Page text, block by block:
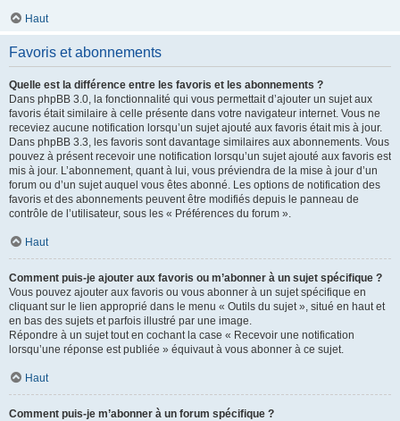
Haut
Favoris et abonnements
Quelle est la différence entre les favoris et les abonnements ?
Dans phpBB 3.0, la fonctionnalité qui vous permettait d’ajouter un sujet aux
favoris était similaire à celle présente dans votre navigateur internet. Vous ne
receviez aucune notification lorsqu’un sujet ajouté aux favoris était mis à jour.
Dans phpBB 3.3, les favoris sont davantage similaires aux abonnements. Vous
pouvez à présent recevoir une notification lorsqu’un sujet ajouté aux favoris est
mis à jour. L’abonnement, quant à lui, vous préviendra de la mise à jour d’un
forum ou d’un sujet auquel vous êtes abonné. Les options de notification des
favoris et des abonnements peuvent être modifiés depuis le panneau de
contrôle de l’utilisateur, sous les « Préférences du forum ».
Haut
Comment puis-je ajouter aux favoris ou m’abonner à un sujet spécifique ?
Vous pouvez ajouter aux favoris ou vous abonner à un sujet spécifique en
cliquant sur le lien approprié dans le menu « Outils du sujet », situé en haut et
en bas des sujets et parfois illustré par une image.
Répondre à un sujet tout en cochant la case « Recevoir une notification
lorsqu’une réponse est publiée » équivaut à vous abonner à ce sujet.
Haut
Comment puis-je m’abonner à un forum spécifique ?